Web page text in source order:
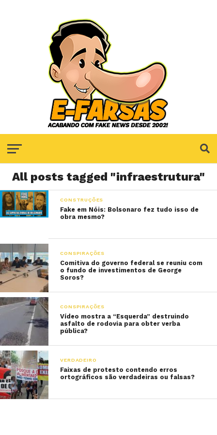
All posts tagged "infraestrutura"
CONSTRUÇÕES
Fake em Nóis: Bolsonaro fez tudo isso de
obra mesmo?
CONSPIRAÇÕES
Comitiva do governo federal se reuniu com
o fundo de investimentos de George
Soros?
CONSPIRAÇÕES
Vídeo mostra a “Esquerda” destruindo
asfalto de rodovia para obter verba
pública?
VERDADEIRO
Faixas de protesto contendo erros
ortográficos são verdadeiras ou falsas?